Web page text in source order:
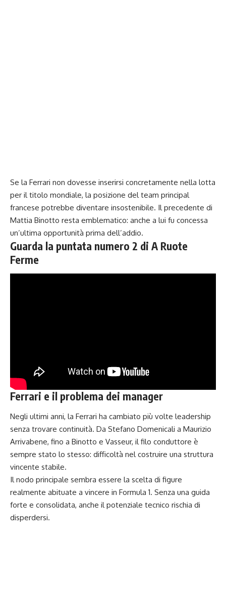
Se la Ferrari non dovesse inserirsi concretamente nella lotta
per il titolo mondiale, la posizione del team principal
francese potrebbe diventare insostenibile. Il precedente di
Mattia Binotto resta emblematico: anche a lui fu concessa
un’ultima opportunità prima dell’addio.
Guarda la puntata numero 2 di A Ruote
Ferme
Ferrari e il problema dei manager
Negli ultimi anni, la Ferrari ha cambiato più volte leadership
senza trovare continuità. Da Stefano Domenicali a Maurizio
Arrivabene, fino a Binotto e Vasseur, il filo conduttore è
sempre stato lo stesso: difficoltà nel costruire una struttura
vincente stabile.
Il nodo principale sembra essere la scelta di figure
realmente abituate a vincere in Formula 1. Senza una guida
forte e consolidata, anche il potenziale tecnico rischia di
disperdersi.